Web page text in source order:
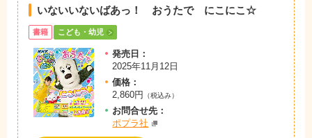
いないいないばあっ！ おうたで にこにこ☆
書籍 こども・幼児
発売日：
2025年11月12日
価格：
2,860円
（税込み）
お問合せ先：
ポプラ社